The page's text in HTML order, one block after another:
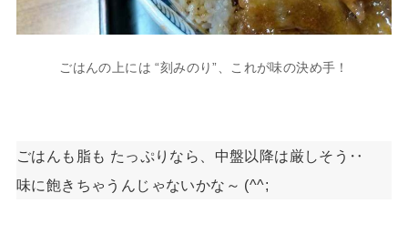
ごはんの上には “刻みのり”、これが味の決め手！
ごはんも脂も たっぷりなら、中盤以降は厳しそう‥
味に飽きちゃうんじゃないかな～ (^^;